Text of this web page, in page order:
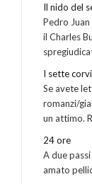
Il nido del
Pedro
il Charles
I sette
Se avete
romanzi/
un attimo.
24 ore
A due
amato